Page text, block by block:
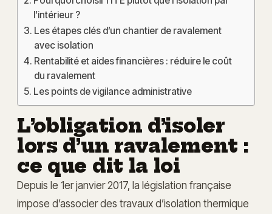
l’intérieur ?
Les étapes clés d’un chantier de ravalement
avec isolation
Rentabilité et aides financières : réduire le coût
du ravalement
Les points de vigilance administrative
L’obligation d’isoler
lors d’un ravalement :
ce que dit la loi
Depuis le 1er janvier 2017, la législation française
impose d’associer des travaux d’isolation thermique